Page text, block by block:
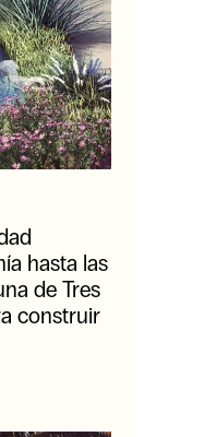
hasta las
de Tres
construir